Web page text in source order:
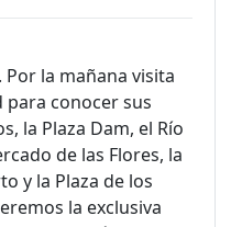
la mañana visita
para conocer sus
la Plaza Dam, el Río
de las Flores, la
y la Plaza de los
la exclusiva